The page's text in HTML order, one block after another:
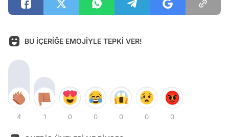
BU İÇERİĞE EMOJİYLE TEPKİ VER!
4 1 0 0 0 0 0